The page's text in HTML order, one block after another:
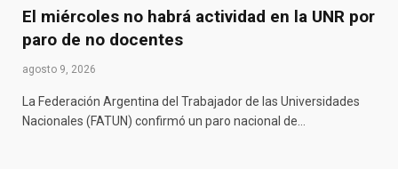
El miércoles no habrá actividad en la UNR por
paro de no docentes
agosto 9, 2026
La Federación Argentina del Trabajador de las Universidades
Nacionales (FATUN) confirmó un paro nacional de…